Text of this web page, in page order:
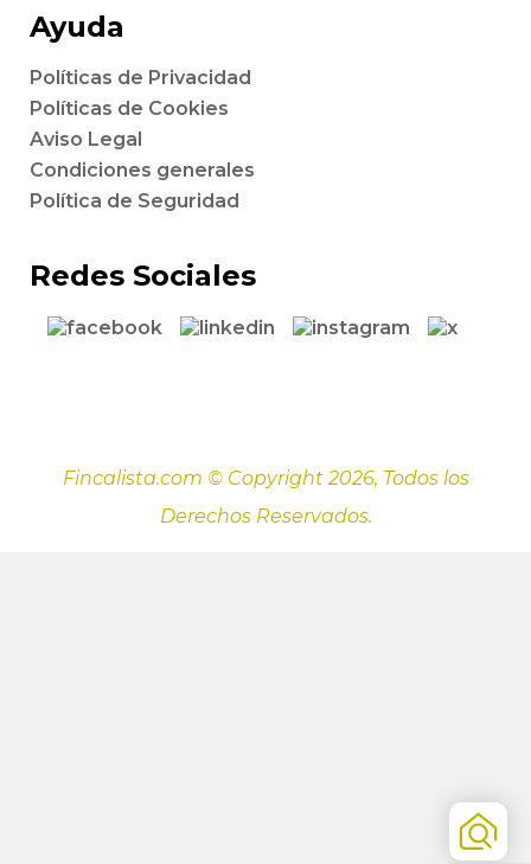
Ayuda
Políticas de Privacidad
Políticas de Cookies
Aviso Legal
Condiciones generales
Política de Seguridad
Redes Sociales
Fincalista.com © Copyright 2026, Todos los
Derechos Reservados.